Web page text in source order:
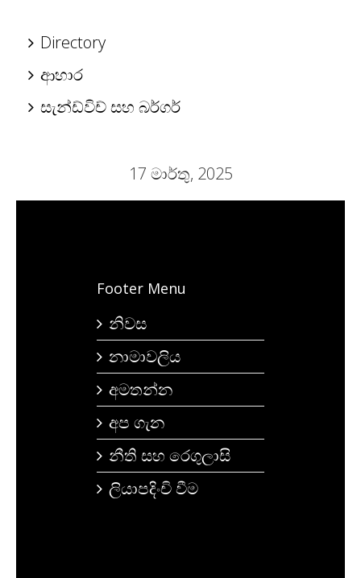
Directory
ආහාර
සැන්ඩ්විච් සහ බර්ගර්
17 මාර්තු, 2025
Footer Menu
නිවස
නාමාවලිය
අමතන්න
අප ගැන
නීති සහ රෙගුලාසි
ලියාපදිංචි වීම